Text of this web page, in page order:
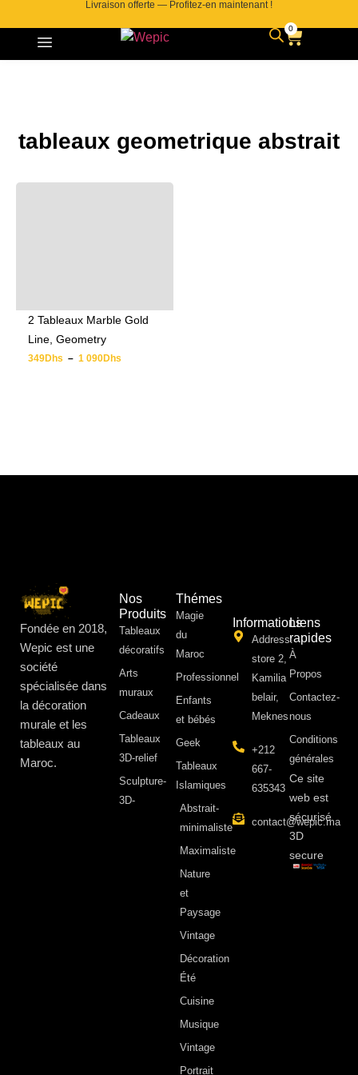
Livraison offerte — Profitez-en maintenant !
0
tableaux geometrique abstrait
2 Tableaux Marble Gold
Line, Geometry
349Dhs – 1 090Dhs
Fondée en 2018,
Wepic est une
société
spécialisée dans
la décoration
murale et les
tableaux au
Maroc.
Nos
Produits
Tableaux
décoratifs
Arts
muraux
Cadeaux
Tableaux
3D-relief
Sculpture-
3D-
Thémes
Magie
du
Maroc
Professionnel
Enfants
et bébés
Geek
Tableaux
Islamiques
Abstrait-
minimaliste
Maximaliste
Nature
et
Paysage
Vintage
Décoration
Été
Cuisine
Musique
Vintage
Portrait
Informations
Address:
store 2,
Kamilia
belair,
Meknes
+212
667-
635343
contact@wepic.ma
Liens
rapides
À
Propos ​
Contactez-
nous
Conditions
générales
Ce site
web est
sécurisé
3D
secure